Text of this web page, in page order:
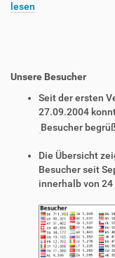
lesen
Unsere Besucher
Seit der ersten
27.09.2004
Besucher
Die Übersicht
Besucher seit
innerhalb von